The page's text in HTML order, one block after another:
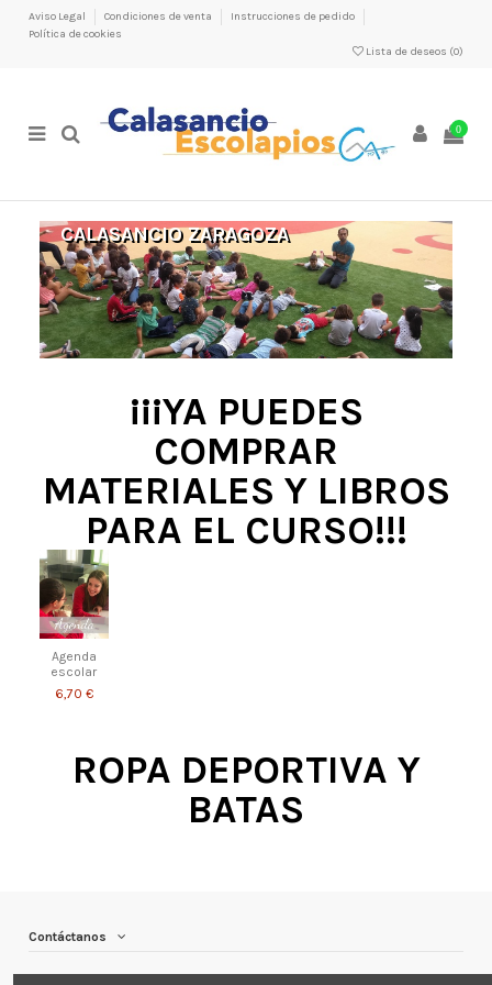
Aviso Legal Condiciones de venta
Instrucciones de pedido
Política de cookies
Lista de deseos (0)
0
CALASANCIO ZARAGOZA
¡¡¡YA PUEDES
COMPRAR
MATERIALES Y LIBROS
PARA EL CURSO!!!
Agenda
escolar
6,70 €
ROPA DEPORTIVA Y
BATAS
Contáctanos